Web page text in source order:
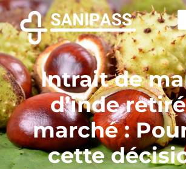
Intrait de
d’inde
marché :
cette